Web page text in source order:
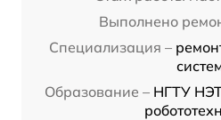
Выполнено
Специализация –
Образование – НГТУ